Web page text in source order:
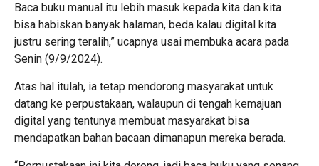
Baca buku manual itu lebih masuk kepada kita dan kita
bisa habiskan banyak halaman, beda kalau digital kita
justru sering teralih,” ucapnya usai membuka acara pada
Senin (9/9/2024).
Atas hal itulah, ia tetap mendorong masyarakat untuk
datang ke perpustakaan, walaupun di tengah kemajuan
digital yang tentunya membuat masyarakat bisa
mendapatkan bahan bacaan dimanapun mereka berada.